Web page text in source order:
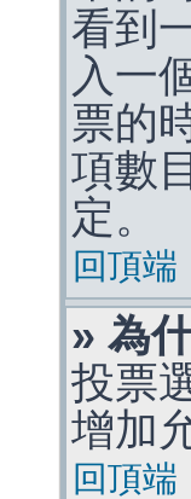
看到
入一
票的
項數
定。
回頂端
» 為
投票
增加
回頂端